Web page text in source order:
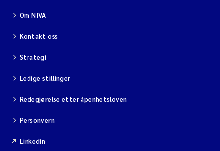
Om NIVA
Kontakt oss
Strategi
Ledige stillinger
Redegjørelse etter åpenhetsloven
Personvern
Linkedin